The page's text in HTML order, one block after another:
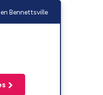
Bennettsville